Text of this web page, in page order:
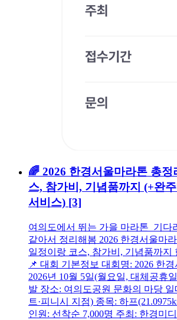
🌈 2026 한경서울마라톤 총정
스, 참가비, 기념품까지 (+완
서비스) [3]
여의도에서 뛰는 가을 마라톤 기다
같아서 정리해봄 2026 한경서울마
일정이랑 코스, 참가비, 기념품까지
📌 대회 기본정보 대회명: 2026 한
2026년 10월 5일(월요일, 대체공휴
발 장소: 여의도공원 문화의 마당
트·피니시 지점) 종목: 하프
인원: 선착순 7,000명 주최: 한경미